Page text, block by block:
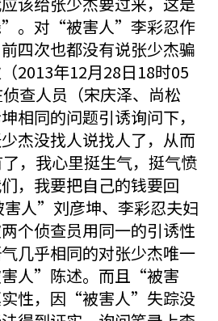
”。对“被害人”李彩忍作
四次也都没有说张少杰骗
2013年12月28日18时05
查人员（宋庆泽、尚松
相同的问题引诱询问下，
杰没找人说找人了，从而
，我心里挺生气，挺气愤
，我要把自己的钱要回
人”刘彦坤、李彩忍夫妇
个侦查员用同一的引诱性
几乎相同的对张少杰唯一
人”陈述。而且“被害
性，因“被害人”失踪没